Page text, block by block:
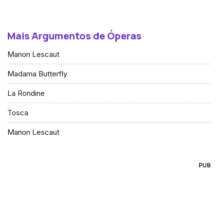
Mais Argumentos de Óperas
Manon Lescaut
Madama Butterfly
La Rondine
Tosca
Manon Lescaut
PUB